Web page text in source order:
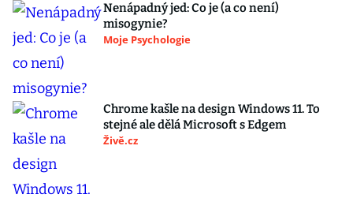
Nenápadný jed: Co je (a co není)
misogynie?
Moje Psychologie
Chrome kašle na design Windows 11. To
stejné ale dělá Microsoft s Edgem
Živě.cz